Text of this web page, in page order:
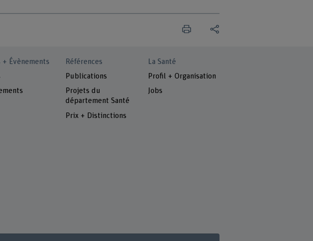
+ Évènements
Références
Publications
Projets du
département Santé
Prix + Distinctions
La Santé
Profil + Organisation
Jobs